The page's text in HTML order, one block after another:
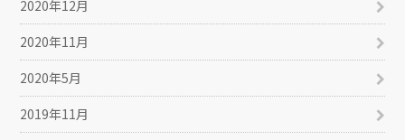
2020年12月
2020年11月
2020年5月
2019年11月